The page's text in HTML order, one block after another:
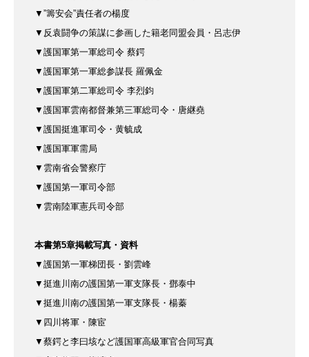
▼”籌安会”責任者の楊度
▼反袁闘争の策謀に参画した籍老同盟会員・呂志伊
▼護国軍第一軍総司令 蔡鍔
▼護国軍第一軍総参謀長 羅佩金
▼護国軍第二軍総司令 李烈鈞
▼護国軍雲南都督兼第三軍総司令・唐継堯
▼護国挺進軍司令・黄毓成
▼護国軍軍需局
▼雲南省会警察庁
▼護国第一軍司令部
▼雲南陸軍憲兵司令部
本書第5章掲載写真・資料
▼護国第一軍梯団長・劉雲峰
▼挺進川南の護国第一軍支隊長・鄧泰中
▼挺進川南の護国第一軍支隊長・楊蓁
▼四川将軍・陳宦
▼蔡鍔と李曰垓など護国軍高級軍官合同写真